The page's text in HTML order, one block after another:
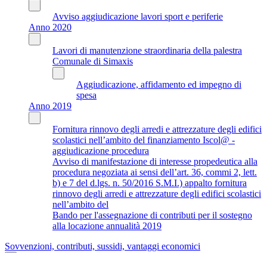
Avviso aggiudicazione lavori sport e periferie
Anno 2020
Lavori di manutenzione straordinaria della palestra
Comunale di Simaxis
Aggiudicazione, affidamento ed impegno di
spesa
Anno 2019
Fornitura rinnovo degli arredi e attrezzature degli edifici
scolastici nell’ambito del finanziamento Iscol@ -
aggiudicazione procedura
Avviso di manifestazione di interesse propedeutica alla
procedura negoziata ai sensi dell’art. 36, commi 2, lett.
b) e 7 del d.lgs. n. 50/2016 S.M.I.) appalto fornitura
rinnovo degli arredi e attrezzature degli edifici scolastici
nell’ambito del
Bando per l'assegnazione di contributi per il sostegno
alla locazione annualità 2019
Sovvenzioni, contributi, sussidi, vantaggi economici